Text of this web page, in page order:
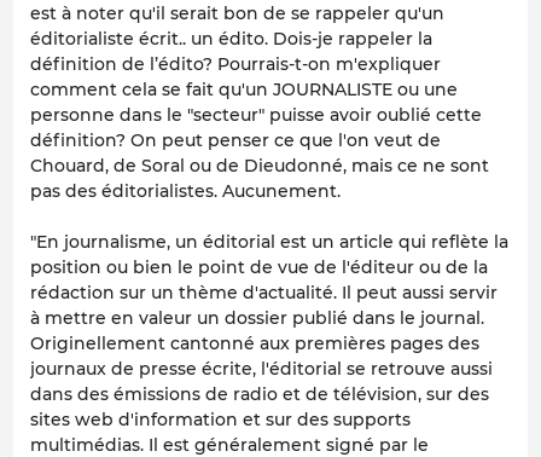
est à noter qu'il serait bon de se rappeler qu'un
éditorialiste écrit.. un édito. Dois-je rappeler la
définition de l’édito? Pourrais-t-on m'expliquer
comment cela se fait qu'un JOURNALISTE ou une
personne dans le "secteur" puisse avoir oublié cette
définition? On peut penser ce que l'on veut de
Chouard, de Soral ou de Dieudonné, mais ce ne sont
pas des éditorialistes. Aucunement.
"En journalisme, un éditorial est un article qui reflète la
position ou bien le point de vue de l'éditeur ou de la
rédaction sur un thème d'actualité. Il peut aussi servir
à mettre en valeur un dossier publié dans le journal.
Originellement cantonné aux premières pages des
journaux de presse écrite, l'éditorial se retrouve aussi
dans des émissions de radio et de télévision, sur des
sites web d'information et sur des supports
multimédias. Il est généralement signé par le